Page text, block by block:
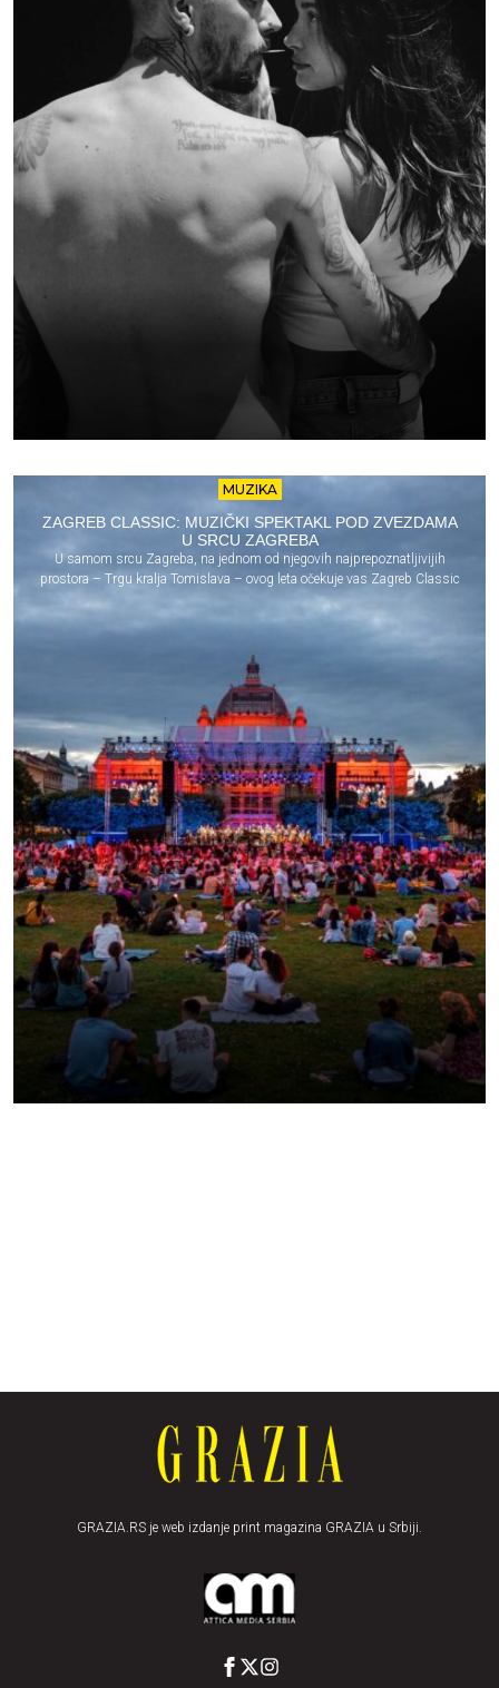
MUZIKA
ZAGREB CLASSIC: MUZIČKI SPEKTAKL POD ZVEZDAMA
U SRCU ZAGREBA
U samom srcu Zagreba, na jednom od njegovih najprepoznatljivijih
prostora – Trgu kralja Tomislava – ovog leta očekuje vas Zagreb Classic
GRAZIA.RS je web izdanje print magazina GRAZIA u Srbiji.